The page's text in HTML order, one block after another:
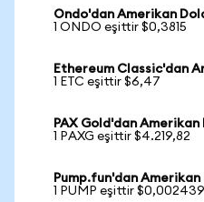
Ondo'dan Amerikan
1 ONDO eşittir $0,3815
Ethereum Classic'dan
1 ETC eşittir $6,47
PAX Gold'dan Amerikan
1 PAXG eşittir $4.219,82
Pump.fun'dan Amerikan
1 PUMP eşittir $0,002439